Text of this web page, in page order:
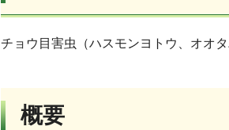
チョウ目害虫（ハスモンヨトウ、オオ
概要